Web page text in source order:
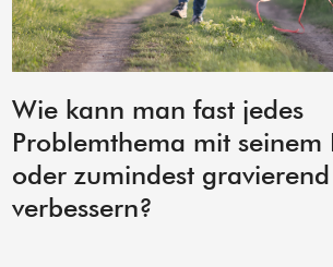
Wie kann man fast jedes
Problemthema mit seinem
oder zumindest gravierend
verbessern?